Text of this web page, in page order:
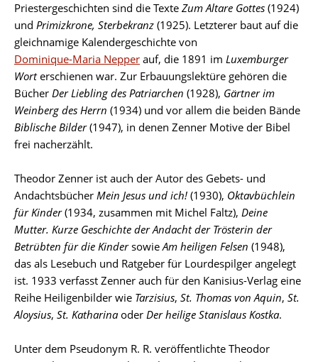
Priestergeschichten sind die Texte Zum Altare Gottes (1924)
und Primizkrone, Sterbekranz (1925). Letzterer baut auf die
gleichnamige Kalendergeschichte von
Dominique-Maria Nepper auf, die 1891 im Luxemburger
Worterschienen war. Zur Erbauungslektüre gehören die
Bücher Der Liebling des Patriarchen (1928), Gärtner im
Weinberg des Herrn (1934) und vor allem die beiden Bände
Biblische Bilder(1947), in denen Zenner Motive der Bibel
frei nacherzählt.
Theodor Zenner ist auch der Autor des Gebets- und
Andachtsbücher Mein Jesus und ich! (1930), Oktavbüchlein
für Kinder(1934, zusammen mit Michel Faltz), Deine
Mutter. Kurze Geschichte der Andacht der Trösterin der
Betrübten für die KindersowieAm heiligen Felsen (1948),
das als Lesebuch und Ratgeber für Lourdespilger angelegt
ist. 1933 verfasst Zenner auch für den Kanisius-Verlag eine
Reihe Heiligenbilder wie Tarzisius, St. Thomas von Aquin, St.
Aloysius, St. Katharinaoder Der heilige Stanislaus Kostka.
Unter dem Pseudonym R. R. veröffentlichte Theodor